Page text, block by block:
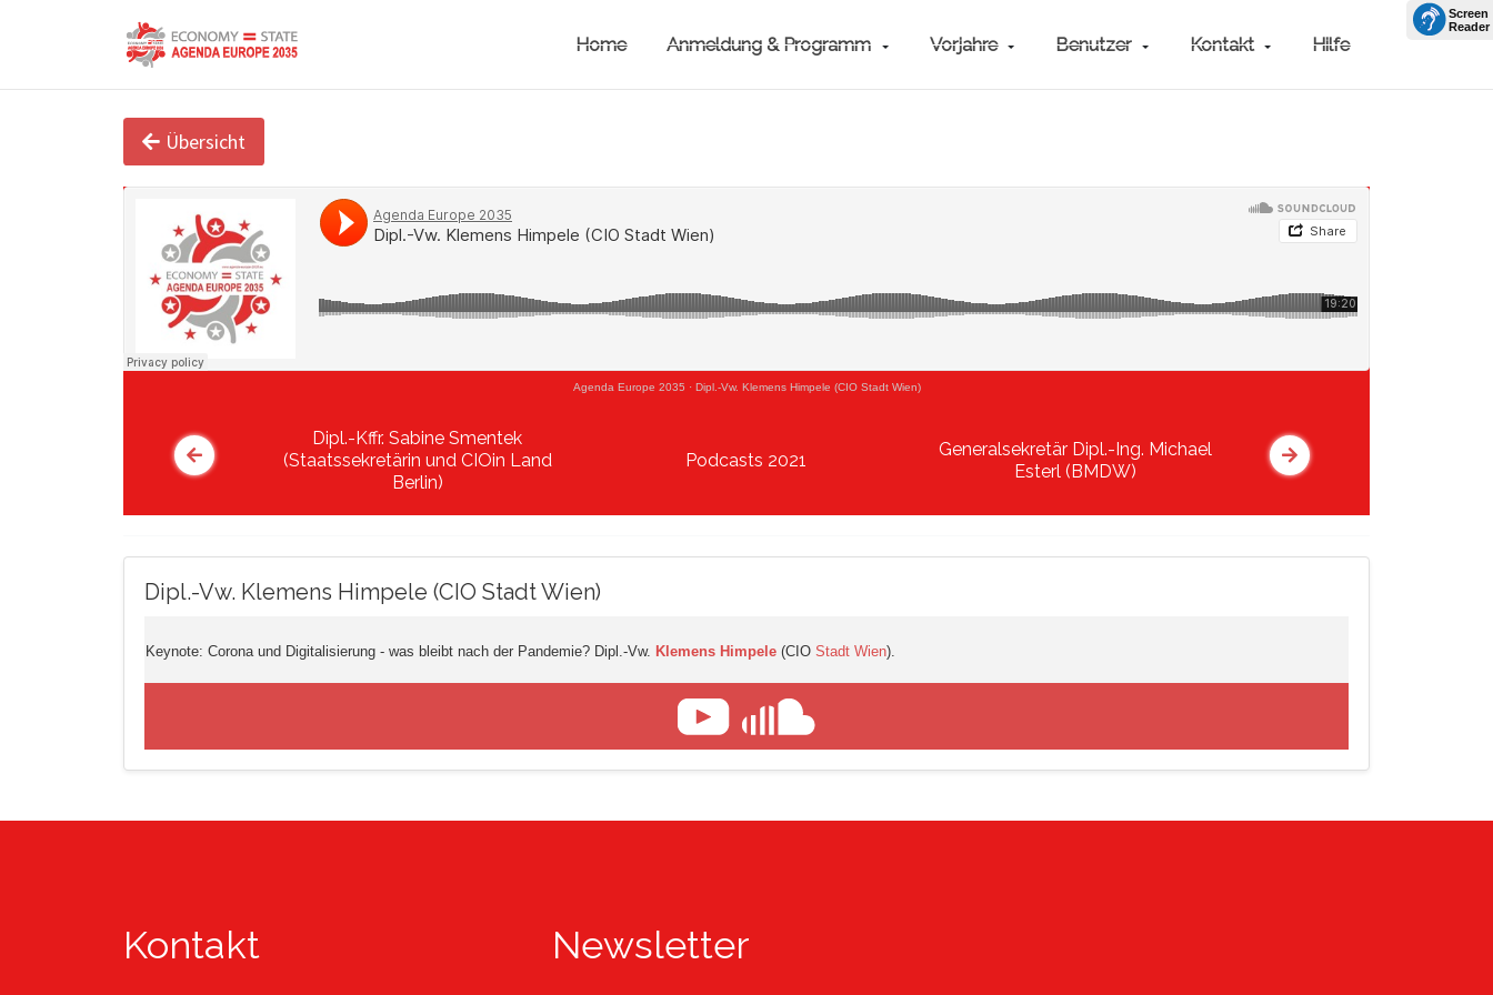
Home Anmeldung & Programm Vorjahre Benutzer Kontakt Hilfe
Übersicht
Agenda Europe 2035 · Dipl.-Vw. Klemens Himpele (CIO Stadt Wien)
Dipl.-Kffr. Sabine Smentek
(Staatssekretärin und CIOin Land
Berlin)
Podcasts 2021
Generalsekretär Dipl.-Ing. Michael
Esterl (BMDW)
Dipl.-Vw. Klemens Himpele (CIO Stadt Wien)
Keynote: Corona und Digitalisierung - was bleibt nach der Pandemie? Dipl.-Vw. Klemens Himpele (CIO Stadt Wien).
Kontakt Newsletter